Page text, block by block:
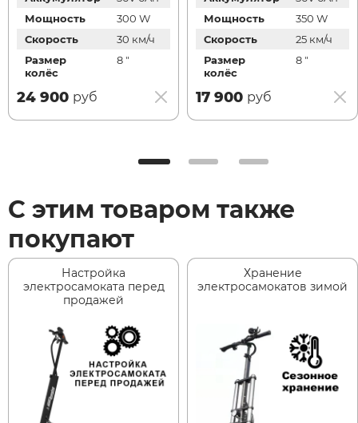
Мощность
300 W
Скорость
30 км/ч
Размер
колёс
8 "
24 900 руб
Мощность
350 W
Скорость
25 км/ч
Размер
колёс
8 "
17 900 руб
С этим товаром также
покупают
Настройка
электросамоката перед
продажей
Хранение
электросамокатов зимой